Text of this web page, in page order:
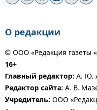
О редакции
© ООО «Редакция газеты
16+
Главный редактор: А. Ю.
Редактор сайта: А. В.
Учредитель: ООО